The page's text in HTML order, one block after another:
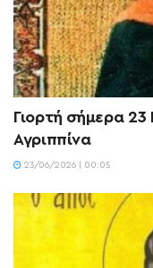
Γιορτή σήμερα 23
Αγριππίνα
23/06/2026 | 00:05